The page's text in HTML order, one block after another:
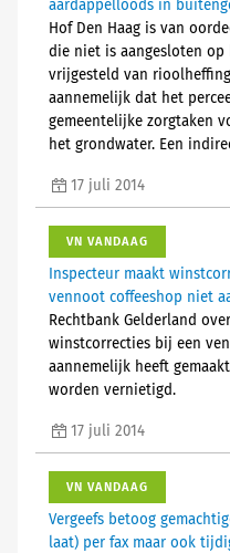
aardappelloods in
Hof Den Haag is van
die niet is aangesloten
vrijgesteld van
aannemelijk dat het
gemeentelijke zorgtaken
het grondwater. Een
17 juli 2014
VN VANDAAG
Inspecteur maakt
vennoot coffeeshop niet
Rechtbank Gelderland
winstcorrecties bij een
aannemelijk heeft
worden vernietigd.
17 juli 2014
VN VANDAAG
Vergeefs betoog
laat) per fax maar ook